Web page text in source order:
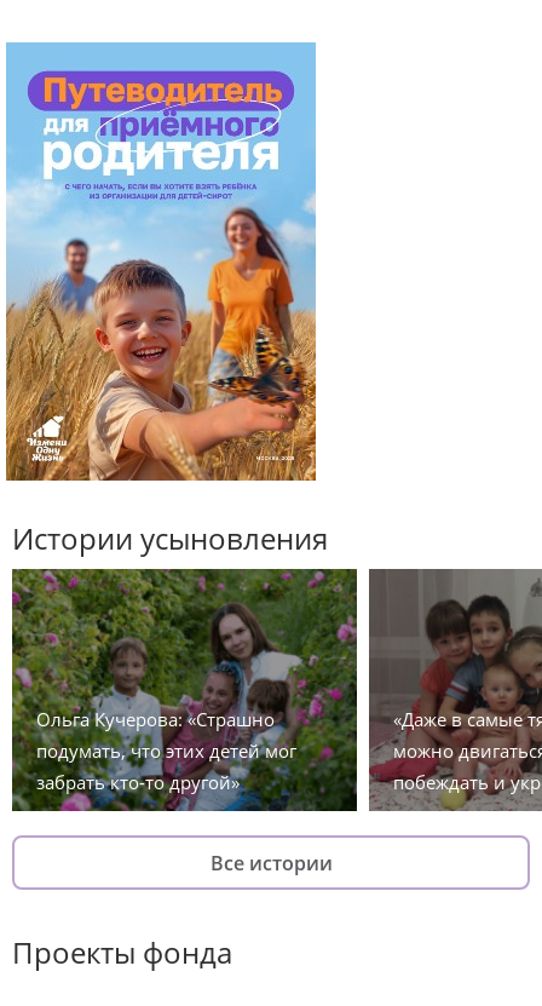
Истории усыновления
Ольга Кучерова: «Страшно
подумать, что этих детей мог
забрать кто-то другой»
«Даже в самые
можно
побеждать и
Все истории
Проекты фонда